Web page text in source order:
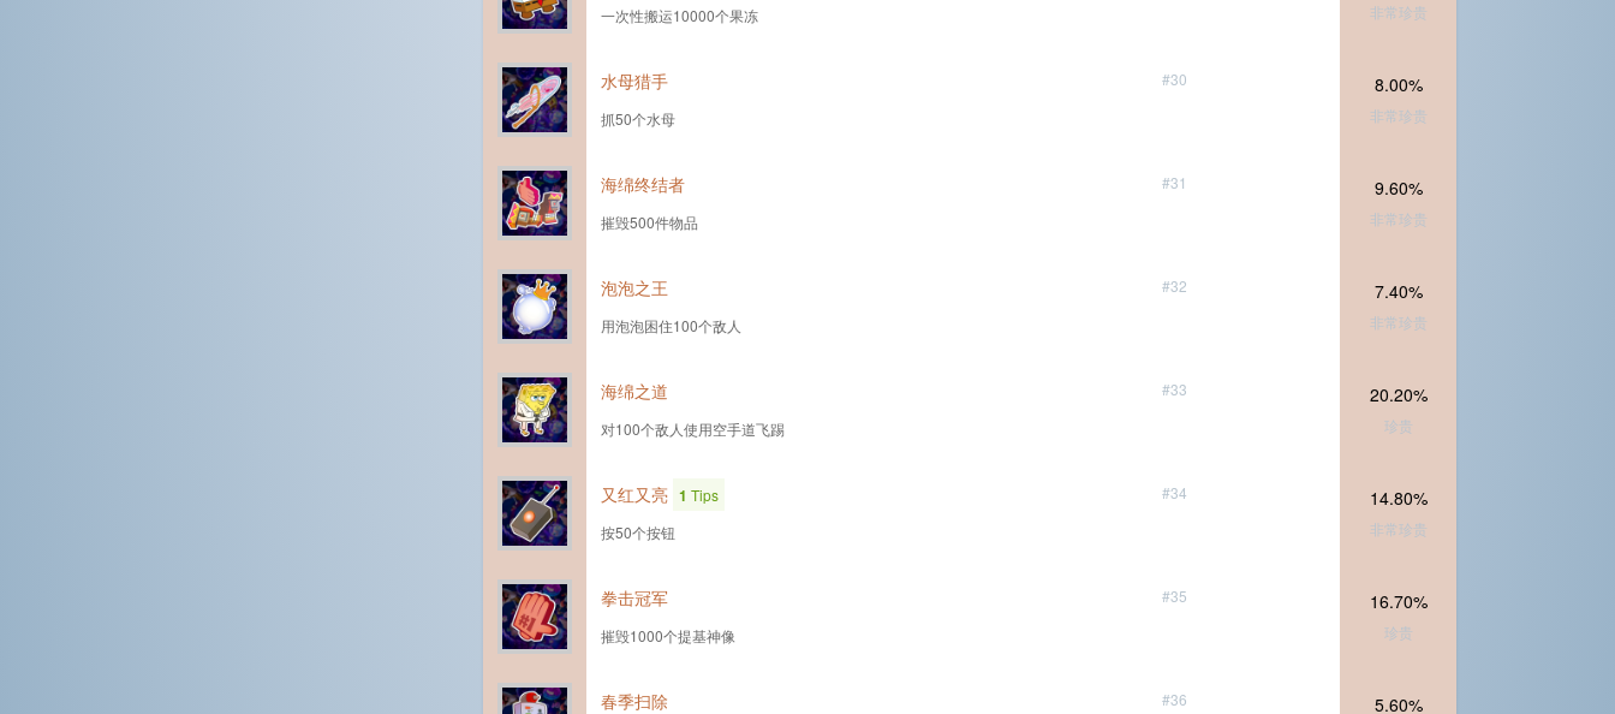
一次性搬运10000个果冻
非常珍贵
#30
水母猎手
抓50个水母
8.00%
非常珍贵
#31
海绵终结者
摧毁500件物品
9.60%
非常珍贵
#32
泡泡之王
用泡泡困住100个敌人
7.40%
非常珍贵
#33
海绵之道
对100个敌人使用空手道飞踢
20.20%
珍贵
#34
又红又亮 1 Tips
按50个按钮
14.80%
非常珍贵
#35
拳击冠军
摧毁1000个提基神像
16.70%
珍贵
#36
春季扫除 5.60%